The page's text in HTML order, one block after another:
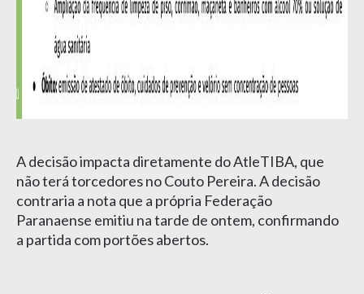
A decisão impacta diretamente do AtleTIBA, que
não terá torcedores no Couto Pereira. A decisão
contraria a nota que a própria Federação
Paranaense emitiu na tarde de ontem, confirmando
a partida com portões abertos.